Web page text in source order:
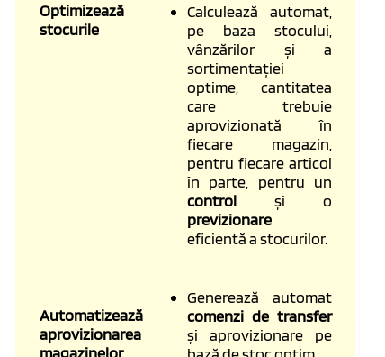
Optimizează
stocurile
Calculează automat,
pe baza stocului,
vânzărilor și a
sortimentației
optime, cantitatea
care trebuie
aprovizionată în
fiecare magazin,
pentru fiecare articol
în parte, pentru un
control și o
previzionare
eficientă a stocurilor.
Automatizează
aprovizionarea
magazinelor
Generează automat
comenzi de transfer
și aprovizionare pe